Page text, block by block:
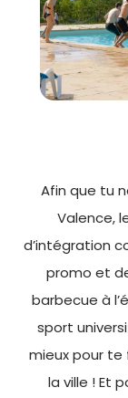
Afin que tu
Valence,
d’intégration
promo et
barbecue à
sport
mieux pour
la ville ! Et